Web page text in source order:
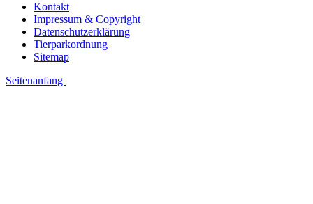
Kontakt
Impressum & Copyright
Datenschutzerklärung
Tierparkordnung
Sitemap
Seitenanfang